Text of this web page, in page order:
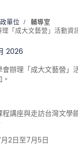
單位
輔導室
「成大文藝營」活動資
2026
辦理「成大文藝營」
講座與走訪台灣文學
2日至7月5日